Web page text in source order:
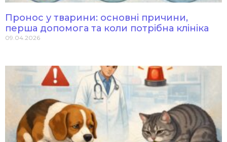
Пронос у тварини: основні причини,
перша допомога та коли потрібна клініка
09.04.2026